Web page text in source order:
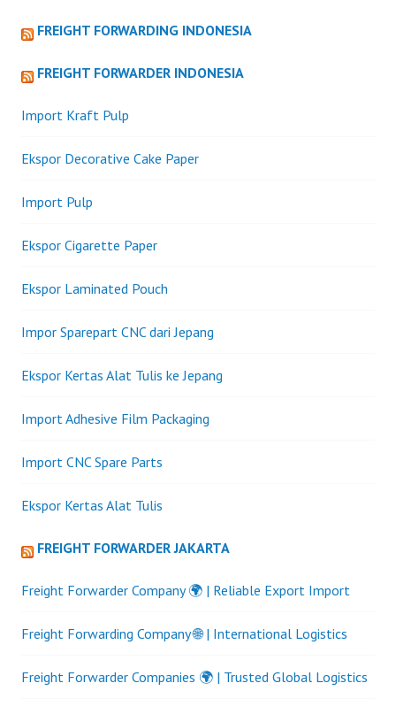
FREIGHT FORWARDING INDONESIA
FREIGHT FORWARDER INDONESIA
Import Kraft Pulp
Ekspor Decorative Cake Paper
Import Pulp
Ekspor Cigarette Paper
Ekspor Laminated Pouch
Impor Sparepart CNC dari Jepang
Ekspor Kertas Alat Tulis ke Jepang
Import Adhesive Film Packaging
Import CNC Spare Parts
Ekspor Kertas Alat Tulis
FREIGHT FORWARDER JAKARTA
Freight Forwarder Company 🌍 | Reliable Export Import
Freight Forwarding Company 🌐 | International Logistics
Freight Forwarder Companies 🌍 | Trusted Global Logistics